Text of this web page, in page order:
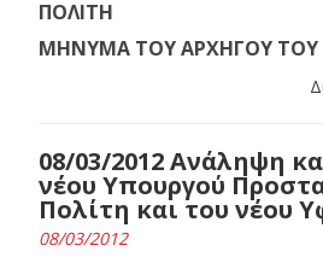
ΠΟΛΙΤΗ
ΜΗΝΥΜΑ ΤΟΥ ΑΡΧΗΓΟΥ ΤΟΥ
08/03/2012 Ανάληψη
νέου Υπουργού
Πολίτη και του νέου
08/03/2012